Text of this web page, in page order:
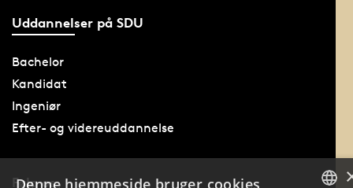
Uddannelser på SDU
Bachelor
Kandidat
Ingeniør
Efter- og videreuddannelse
Følg os
Denne hjemmeside bruger cookies